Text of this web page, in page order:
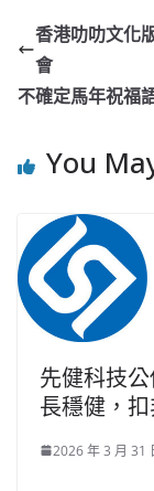
香港叻叻文化
會
不確定馬年祝福
You
先健科技
長穩健，
2026 年 3 月 31